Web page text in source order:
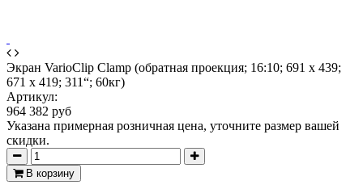
Экран VarioClip Clamp (обратная проекция; 16:10; 691 x 439;
671 x 419; 311“; 60кг)
Артикул:
964 382 руб
Указана примерная розничная цена, уточните размер вашей
скидки.
В корзину